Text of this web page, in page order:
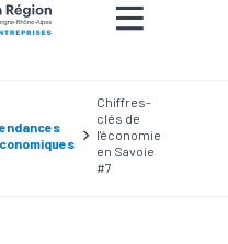
Chiffres-
clés de
l'économie
en Savoie
#7